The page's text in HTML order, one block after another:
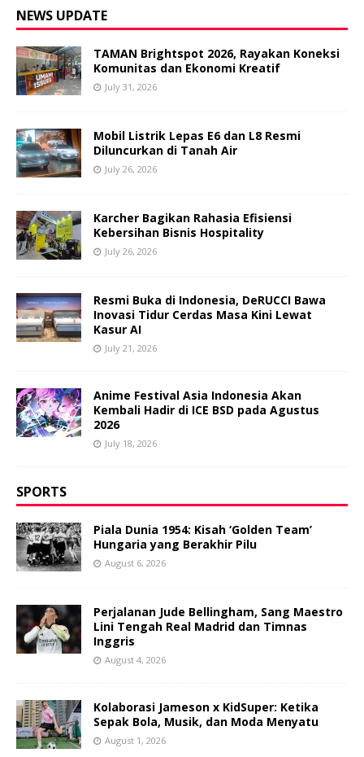
NEWS UPDATE
TAMAN Brightspot 2026, Rayakan Koneksi
Komunitas dan Ekonomi Kreatif
July 31, 2026
Mobil Listrik Lepas E6 dan L8 Resmi
Diluncurkan di Tanah Air
July 26, 2026
Karcher Bagikan Rahasia Efisiensi
Kebersihan Bisnis Hospitality
July 26, 2026
Resmi Buka di Indonesia, DeRUCCI Bawa
Inovasi Tidur Cerdas Masa Kini Lewat
Kasur AI
July 21, 2026
Anime Festival Asia Indonesia Akan
Kembali Hadir di ICE BSD pada Agustus
2026
July 18, 2026
SPORTS
Piala Dunia 1954: Kisah ‘Golden Team’
Hungaria yang Berakhir Pilu
August 6, 2026
Perjalanan Jude Bellingham, Sang Maestro
Lini Tengah Real Madrid dan Timnas
Inggris
August 4, 2026
Kolaborasi Jameson x KidSuper: Ketika
Sepak Bola, Musik, dan Moda Menyatu
August 1, 2026